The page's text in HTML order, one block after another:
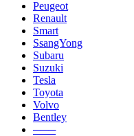
Peugeot
Renault
Smart
SsangYong
Subaru
Suzuki
Tesla
Toyota
Volvo
Bentley
───